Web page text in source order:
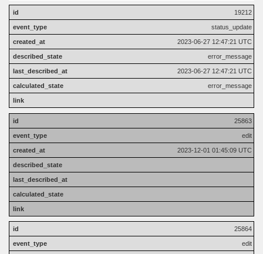
19212
status_update
2023-06-27 12:47:21 UTC
error_message
2023-06-27 12:47:21 UTC
error_message
25863
edit
2023-12-01 01:45:09 UTC
25864
edit